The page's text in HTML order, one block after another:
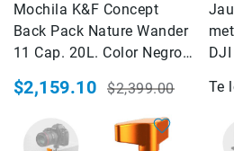
Monitores
Camaras
Cine
Accesorios
Mochila K&F Concept
Back Pack Nature Wander
11 Cap. 20L. Color Negro
habitual
$2,399.00
Precio
especial
$2,159.10 Te